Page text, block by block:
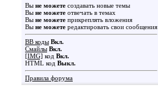
Вы не можете создавать новые темы
Вы не можете отвечать в темах
Вы не можете прикреплять вложения
Вы не можете редактировать свои сообщения
BB коды Вкл.
Смайлы Вкл.
[IMG] код Вкл.
HTML код Выкл.
Правила форума